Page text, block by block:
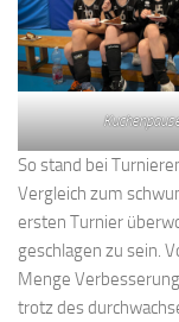
So stand bei
Vergleich zum
ersten Turnier
geschlagen zu sein.
Menge
trotz des